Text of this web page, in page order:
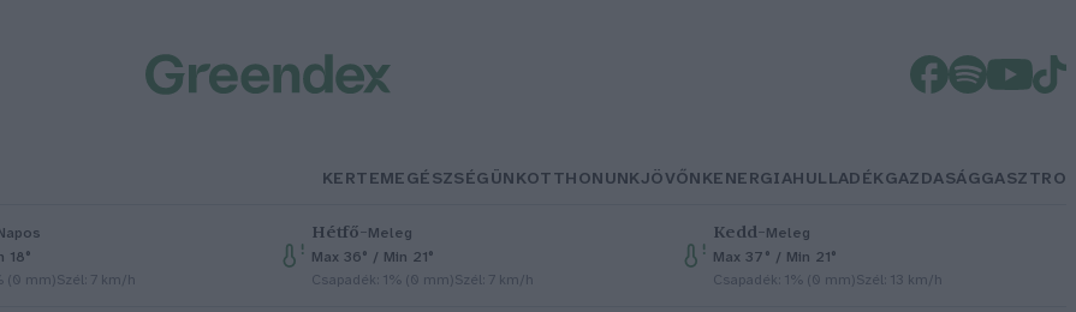
KERTEMEGÉSZSÉGÜNKOTTHONUNKJÖVŐNKENERGIAHULLADÉKGAZDASÁGGASZTRO
18°
(0 mm)Szél: 7 km/h
Hétfő–Meleg
Max 36° / Min 21°
Csapadék: 1% (0 mm)Szél: 7 km/h
Kedd–Meleg
Max 37° / Min 21°
Csapadék: 1% (0 mm)Szél: 13 km/h